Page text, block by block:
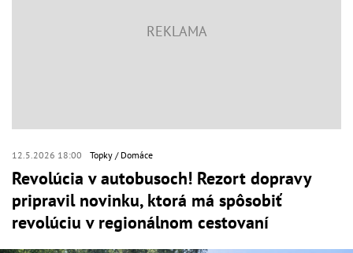
12.5.2026 18:00 Topky Domáce
Revolúcia v autobusoch! Rezort dopravy
pripravil novinku, ktorá má spôsobiť
revolúciu v regionálnom cestovaní